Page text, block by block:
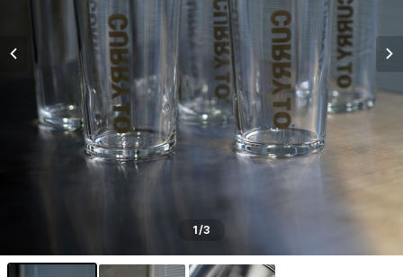
1/3